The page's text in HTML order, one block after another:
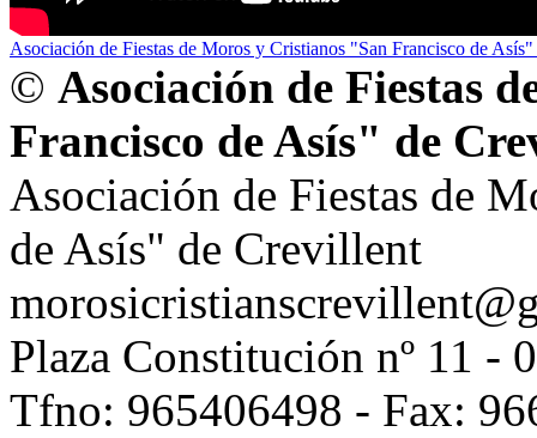
Asociación de Fiestas de Moros y Cristianos "San Francisco de
© Asociación de Fiestas
Francisco de Asís" de
Asociación de Fiestas de
de Asís" de Crevillent
Plaza Constitución nº 11
Tfno: 965406498 - Fax: